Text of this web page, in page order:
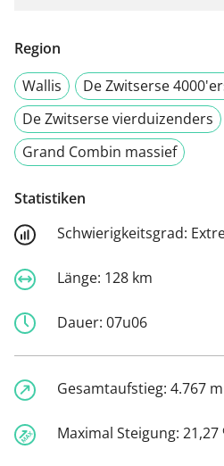
Region
Wallis
De Zwitserse
De Zwitserse vierduizenders
Grand Combin massief
Statistiken
Schwierigkeitsgrad:
Länge: 128 km
Dauer: 07u06
Gesamtaufstieg: 4.767 m
Maximal Steigung: 21,27